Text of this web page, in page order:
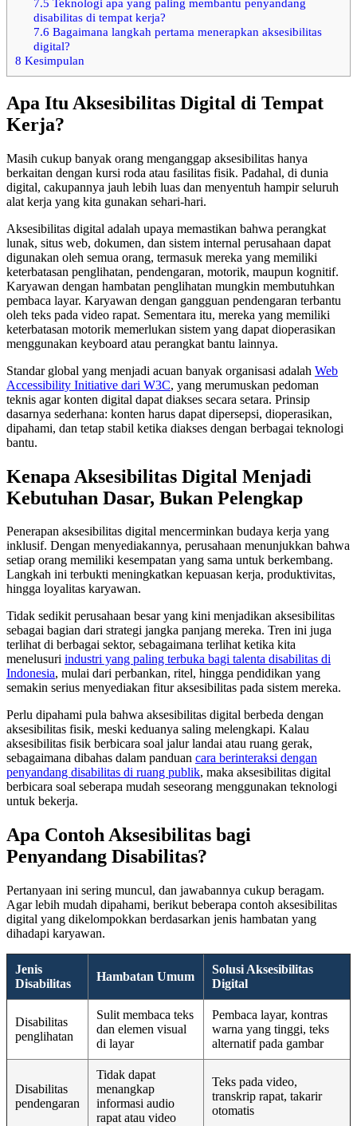
7.5 Teknologi apa yang paling membantu penyandang
disabilitas di tempat kerja?
7.6 Bagaimana langkah pertama menerapkan aksesibilitas
digital?
8 Kesimpulan
Apa Itu Aksesibilitas Digital di Tempat
Kerja?
Masih cukup banyak orang menganggap aksesibilitas hanya
berkaitan dengan kursi roda atau fasilitas fisik. Padahal, di dunia
digital, cakupannya jauh lebih luas dan menyentuh hampir seluruh
alat kerja yang kita gunakan sehari-hari.
Aksesibilitas digital adalah upaya memastikan bahwa perangkat
lunak, situs web, dokumen, dan sistem internal perusahaan dapat
digunakan oleh semua orang, termasuk mereka yang memiliki
keterbatasan penglihatan, pendengaran, motorik, maupun kognitif.
Karyawan dengan hambatan penglihatan mungkin membutuhkan
pembaca layar. Karyawan dengan gangguan pendengaran terbantu
oleh teks pada video rapat. Sementara itu, mereka yang memiliki
keterbatasan motorik memerlukan sistem yang dapat dioperasikan
menggunakan keyboard atau perangkat bantu lainnya.
Standar global yang menjadi acuan banyak organisasi adalah Web
Accessibility Initiative dari W3C, yang merumuskan pedoman
teknis agar konten digital dapat diakses secara setara. Prinsip
dasarnya sederhana: konten harus dapat dipersepsi, dioperasikan,
dipahami, dan tetap stabil ketika diakses dengan berbagai teknologi
bantu.
Kenapa Aksesibilitas Digital Menjadi
Kebutuhan Dasar, Bukan Pelengkap
Penerapan aksesibilitas digital mencerminkan budaya kerja yang
inklusif. Dengan menyediakannya, perusahaan menunjukkan bahwa
setiap orang memiliki kesempatan yang sama untuk berkembang.
Langkah ini terbukti meningkatkan kepuasan kerja, produktivitas,
hingga loyalitas karyawan.
Tidak sedikit perusahaan besar yang kini menjadikan aksesibilitas
sebagai bagian dari strategi jangka panjang mereka. Tren ini juga
terlihat di berbagai sektor, sebagaimana terlihat ketika kita
menelusuri industri yang paling terbuka bagi talenta disabilitas di
Indonesia, mulai dari perbankan, ritel, hingga pendidikan yang
semakin serius menyediakan fitur aksesibilitas pada sistem mereka.
Perlu dipahami pula bahwa aksesibilitas digital berbeda dengan
aksesibilitas fisik, meski keduanya saling melengkapi. Kalau
aksesibilitas fisik berbicara soal jalur landai atau ruang gerak,
sebagaimana dibahas dalam panduan cara berinteraksi dengan
penyandang disabilitas di ruang publik, maka aksesibilitas digital
berbicara soal seberapa mudah seseorang menggunakan teknologi
untuk bekerja.
Apa Contoh Aksesibilitas bagi
Penyandang Disabilitas?
Pertanyaan ini sering muncul, dan jawabannya cukup beragam.
Agar lebih mudah dipahami, berikut beberapa contoh aksesibilitas
digital yang dikelompokkan berdasarkan jenis hambatan yang
dihadapi karyawan.
Jenis
Disabilitas
Hambatan Umum
Solusi Aksesibilitas
Digital
Disabilitas
penglihatan
Sulit membaca teks
dan elemen visual
di layar
Pembaca layar, kontras
warna yang tinggi, teks
alternatif pada gambar
Disabilitas
pendengaran
Tidak dapat
menangkap
informasi audio
rapat atau video
Teks pada video,
transkrip rapat, takarir
otomatis